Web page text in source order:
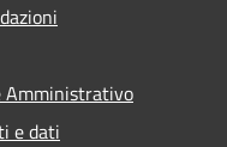
Amministrativo
e dati